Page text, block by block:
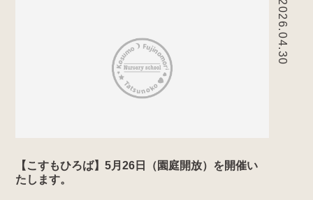
2026.04.30
【こすもひろば】5月26日（園庭開放）を開催い
たします。